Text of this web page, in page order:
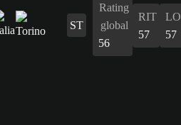
ST
Rating
global
56
RIT
57
57